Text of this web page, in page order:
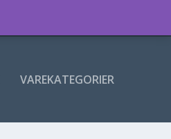
VAREKATEGORIER